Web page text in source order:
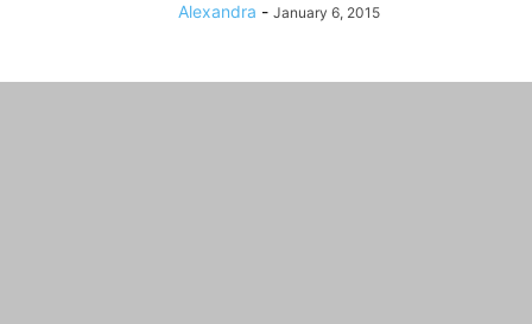
Alexandra - January 6, 2015